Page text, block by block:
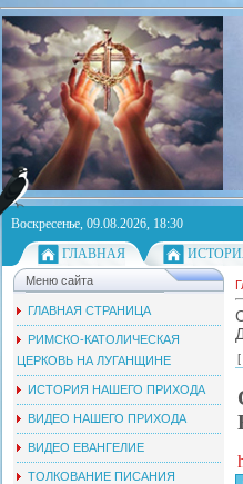
Воскресенье, 09.08.2026, 18:30
ГЛАВНАЯ
Меню сайта
ГЛАВНАЯ СТРАНИЦА
РИМСКО-КАТОЛИЧЕСКАЯ
ЦЕРКОВЬ НА ЛУГАНЩИНЕ
ИСТОРИЯ НАШЕГО ПРИХОДА
ВИДЕО НАШЕГО ПРИХОДА
ВИДЕО ЕВАНГЕЛИЕ
ТОЛКОВАНИЕ ПИСАНИЯ
[